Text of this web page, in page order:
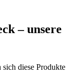
– unsere
diese Produkte